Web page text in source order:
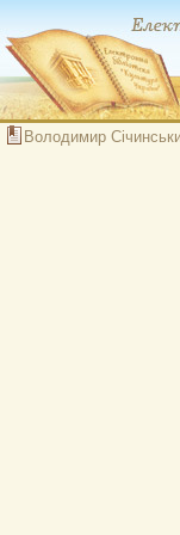
Володимир